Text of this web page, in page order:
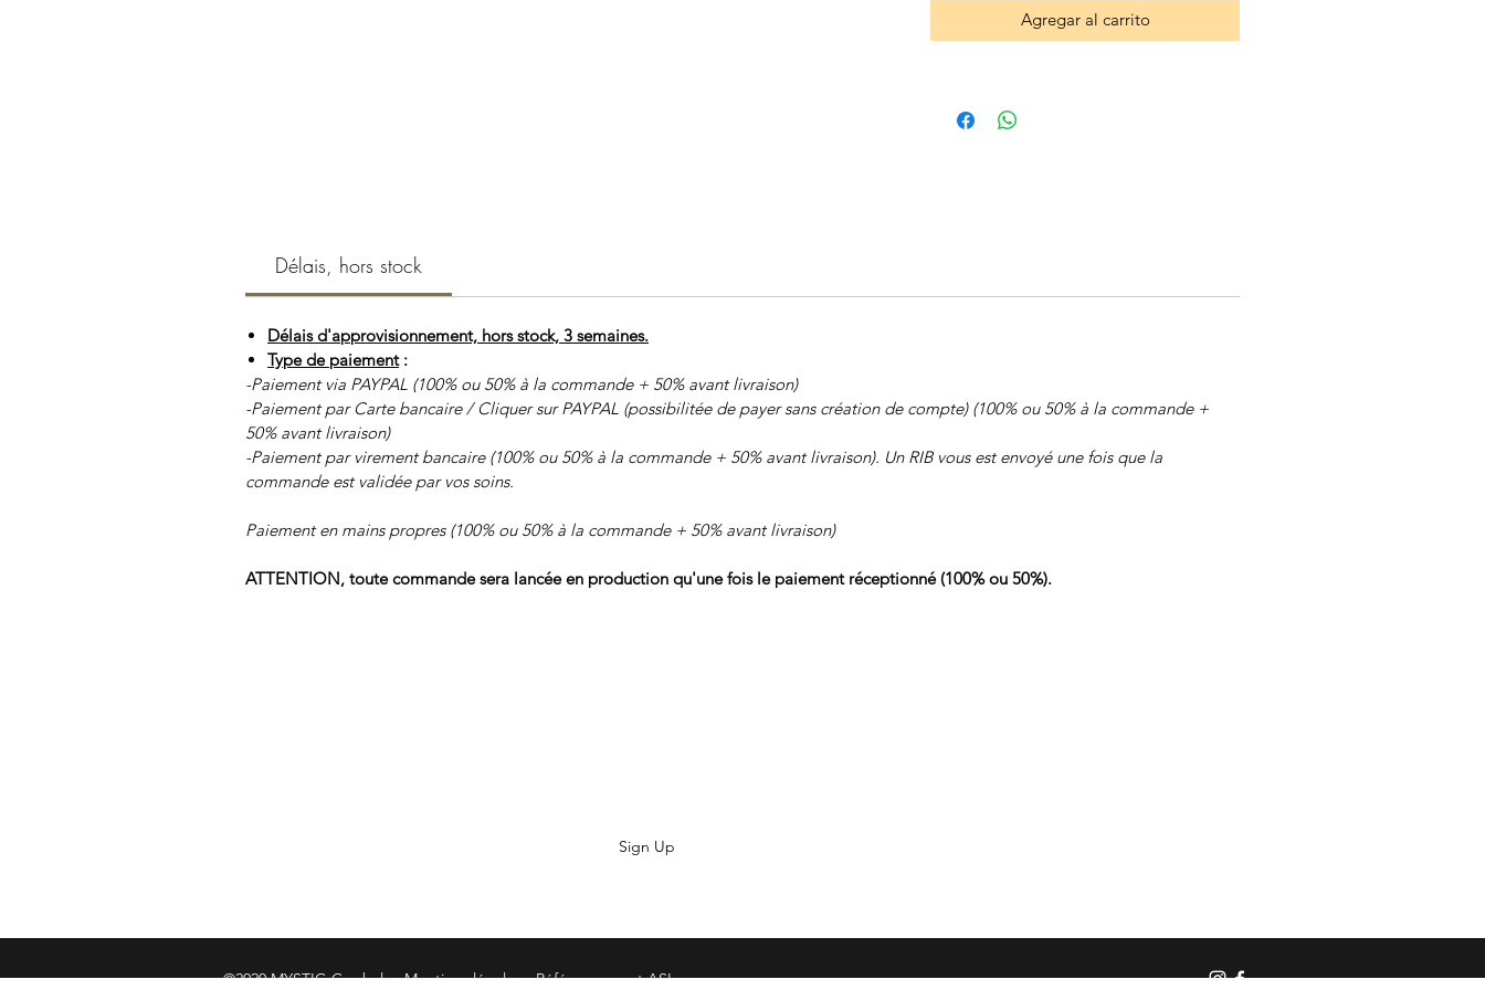
Agregar al carrito
Délais, hors stock
Délais d'approvisionnement, hors stock, 3 semaines.
Type de paiement:
-Paiement via PAYPAL (100% ou 50% à la commande + 50% avant livraison)
-Paiement par Carte bancaire / Cliquer sur PAYPAL (possibilitée de payer sans création de compte) (100% ou 50% à la commande +
50% avant livraison)
-Paiement par virement bancaire (100% ou 50% à la commande + 50% avant livraison). Un RIB vous est envoyé une fois que la
commande est validée par vos soins.
Paiement en mains propres (100% ou 50% à la commande + 50% avant livraison)
ATTENTION, toute commande sera lancée en production qu'une fois le paiement réceptionné (100% ou 50%).
Sign Up
©2020 MYSTIC-Cymbals -Mentions légales- RéférencementASI